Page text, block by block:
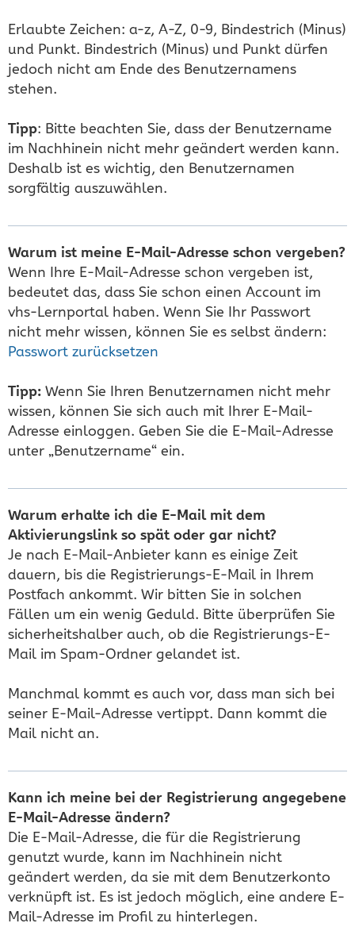
Erlaubte Zeichen: a-z, A-Z, 0-9, Bindestrich (Minus)
und Punkt. Bindestrich (Minus) und Punkt dürfen
jedoch nicht am Ende des Benutzernamens
stehen.
Tipp: Bitte beachten Sie, dass der Benutzername
im Nachhinein nicht mehr geändert werden kann.
Deshalb ist es wichtig, den Benutzernamen
sorgfältig auszuwählen.
Warum ist meine E-Mail-Adresse schon vergeben?
Wenn Ihre E-Mail-Adresse schon vergeben ist,
bedeutet das, dass Sie schon einen Account im
vhs-Lernportal haben. Wenn Sie Ihr Passwort
nicht mehr wissen, können Sie es selbst ändern:
Passwort zurücksetzen
Tipp: Wenn Sie Ihren Benutzernamen nicht mehr
wissen, können Sie sich auch mit Ihrer E-Mail-
Adresse einloggen. Geben Sie die E-Mail-Adresse
unter „Benutzername“ ein.
Warum erhalte ich die E-Mail mit dem
Aktivierungslink so spät oder gar nicht?
Je nach E-Mail-Anbieter kann es einige Zeit
dauern, bis die Registrierungs-E-Mail in Ihrem
Postfach ankommt. Wir bitten Sie in solchen
Fällen um ein wenig Geduld. Bitte überprüfen Sie
sicherheitshalber auch, ob die Registrierungs-E-
Mail im Spam-Ordner gelandet ist.
Manchmal kommt es auch vor, dass man sich bei
seiner E-Mail-Adresse vertippt. Dann kommt die
Mail nicht an.
Kann ich meine bei der Registrierung angegebene
E-Mail-Adresse ändern?
Die E-Mail-Adresse, die für die Registrierung
genutzt wurde, kann im Nachhinein nicht
geändert werden, da sie mit dem Benutzerkonto
verknüpft ist. Es ist jedoch möglich, eine andere E-
Mail-Adresse im Profil zu hinterlegen.